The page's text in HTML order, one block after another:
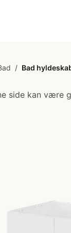
/ Bad
side kan være